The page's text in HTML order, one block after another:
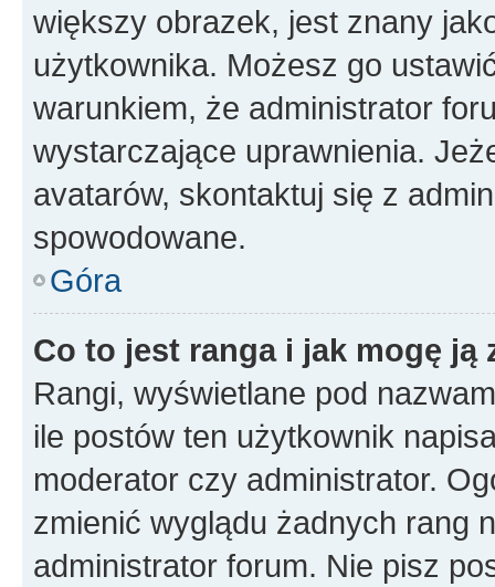
większy obrazek, jest znany
użytkownika. Możesz go
warunkiem, że administrator
wystarczające uprawnienia.
avatarów, skontaktuj się z
spowodowane.
Góra
Co to jest ranga i jak mogę ją
Rangi, wyświetlane pod
ile postów ten użytkownik
moderator czy administrator.
zmienić wyglądu żadnych rang
administrator forum. Nie pisz